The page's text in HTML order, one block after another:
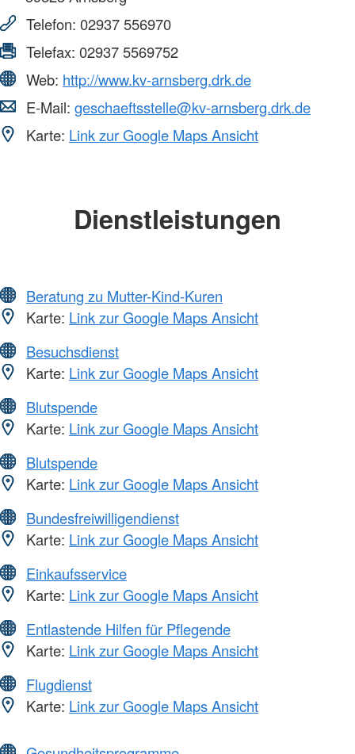
Telefon: 02937 556970
Telefax: 02937 5569752
Web: http://www.kv-arnsberg.drk.de
E-Mail: geschaeftsstelle@kv-arnsberg.drk.de
Karte: Link zur Google Maps Ansicht
Dienstleistungen
Beratung zu Mutter-Kind-Kuren
Karte: Link zur Google Maps Ansicht
Besuchsdienst
Karte: Link zur Google Maps Ansicht
Blutspende
Karte: Link zur Google Maps Ansicht
Blutspende
Karte: Link zur Google Maps Ansicht
Bundesfreiwilligendienst
Karte: Link zur Google Maps Ansicht
Einkaufsservice
Karte: Link zur Google Maps Ansicht
Entlastende Hilfen für Pflegende
Karte: Link zur Google Maps Ansicht
Flugdienst
Karte: Link zur Google Maps Ansicht